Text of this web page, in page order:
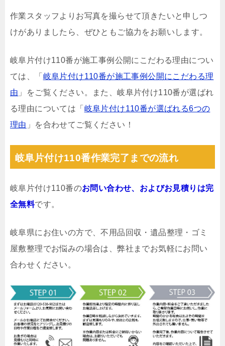
作業スタッフよりお写真を撮らせて頂きたいと申しつ
けがありましたら、ぜひともご協力をお願いします。
岐阜片付け110番が施工事例公開にこだわる理由につい
ては、「 岐阜片付け110番が施工事例公開にこだわる理
由 」をご覧ください。また、岐阜片付け110番が選ばれ
る理由については「 岐阜片付け110番が選ばれる6つの
理由 」を合わせてご覧ください！
岐阜片付け110番作業完了までの流れ
岐阜片付け110番のお問い合わせ、およびお見積りは完
全無料です。
岐阜県にお住いの方で、不用品回収・遺品整理・ゴミ
屋敷整理でお悩みの場合は、弊社までお気軽にお問い
合わせください。